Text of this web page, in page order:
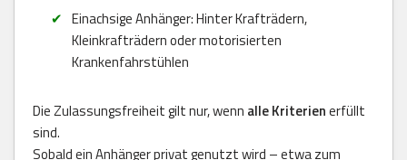
Einachsige Anhänger: Hinter Krafträdern,
Kleinkrafträdern oder motorisierten
Krankenfahrstühlen
Die Zulassungsfreiheit gilt nur, wenn alle Kriterienerfüllt
sind.
Sobald ein Anhänger privat genutzt wird – etwa zum